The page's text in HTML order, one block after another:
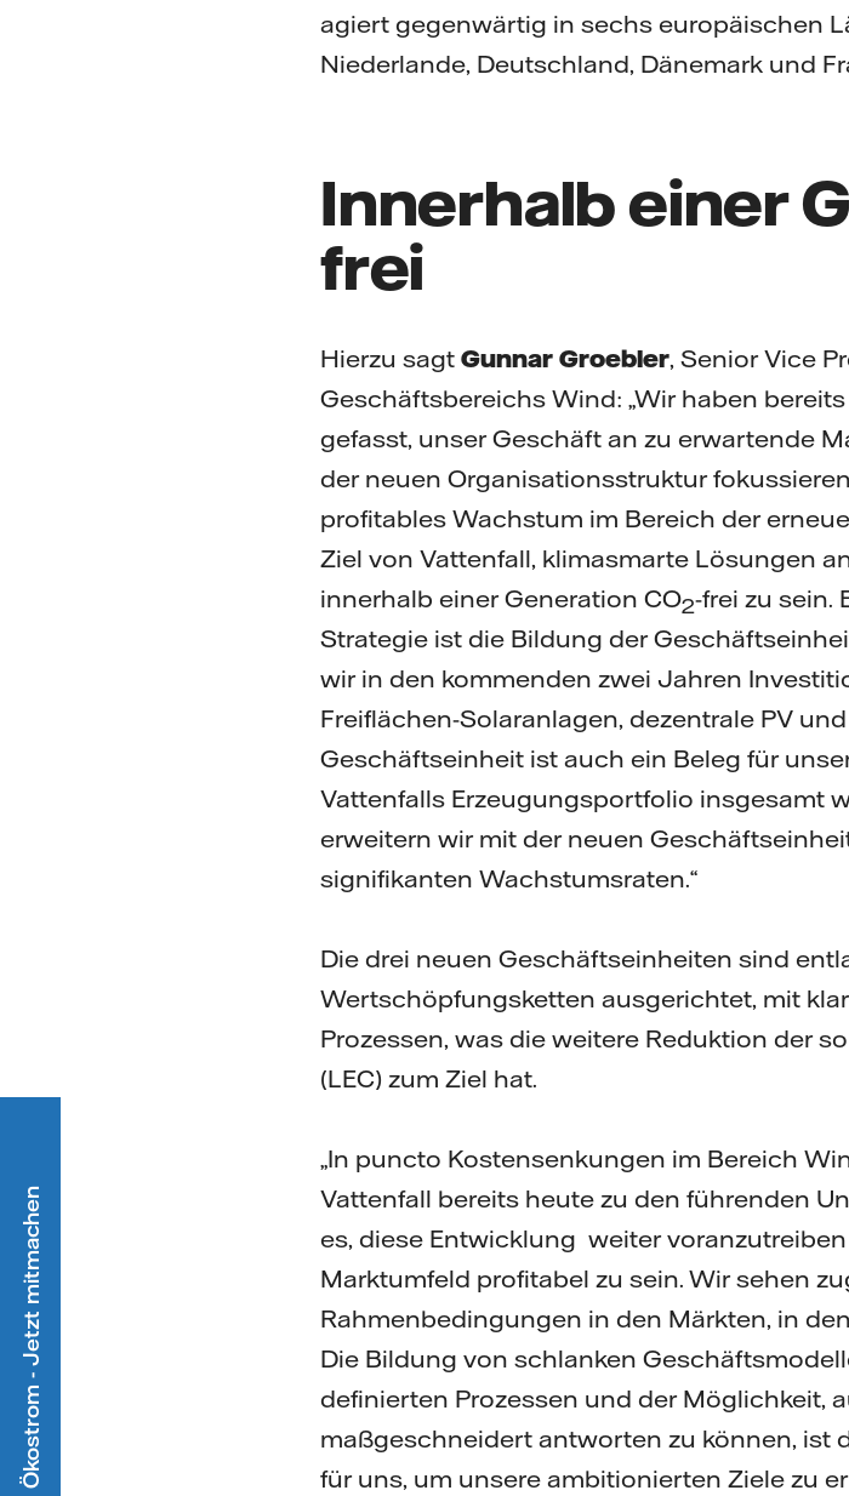
agiert gegenwärtig in sechs europäischen
Niederlande, Deutschland, Dänemark und
Innerhalb einer
frei
Hierzu sagt Gunnar Groebler, Senior Vice
Geschäftsbereichs Wind: „Wir haben
gefasst, unser Geschäft an zu erwartende
der neuen Organisationsstruktur
profitables Wachstum im Bereich der
Ziel von Vattenfall, klimasmarte Lösungen
innerhalb einer Generation CO2-frei zu sein.
Strategie ist die Bildung der
wir in den kommenden zwei Jahren
Freiflächen-Solaranlagen, dezentrale PV
Geschäftseinheit ist auch ein Beleg für
Vattenfalls Erzeugungsportfolio insgesamt
erweitern wir mit der neuen
signifikanten Wachstumsraten.“
Die drei neuen Geschäftseinheiten sind
Wertschöpfungsketten ausgerichtet, mit
Prozessen, was die weitere Reduktion der
(LEC) zum Ziel hat.
„In puncto Kostensenkungen im Bereich
Vattenfall bereits heute zu den führenden
es, diese Entwicklung weiter
Marktumfeld profitabel zu sein. Wir sehen
Rahmenbedingungen in den Märkten, in
Die Bildung von schlanken
definierten Prozessen und der Möglichkeit,
maßgeschneidert antworten zu können, ist
für uns, um unsere ambitionierten Ziele zu
Ökostrom - Jetzt mitmachen